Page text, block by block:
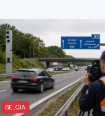
BELGIA